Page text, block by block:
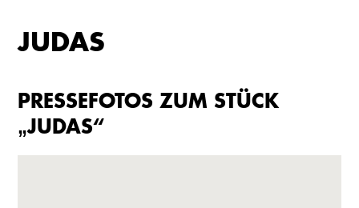
JUDAS
PRESSEFOTOS ZUM STÜCK
„JUDAS“